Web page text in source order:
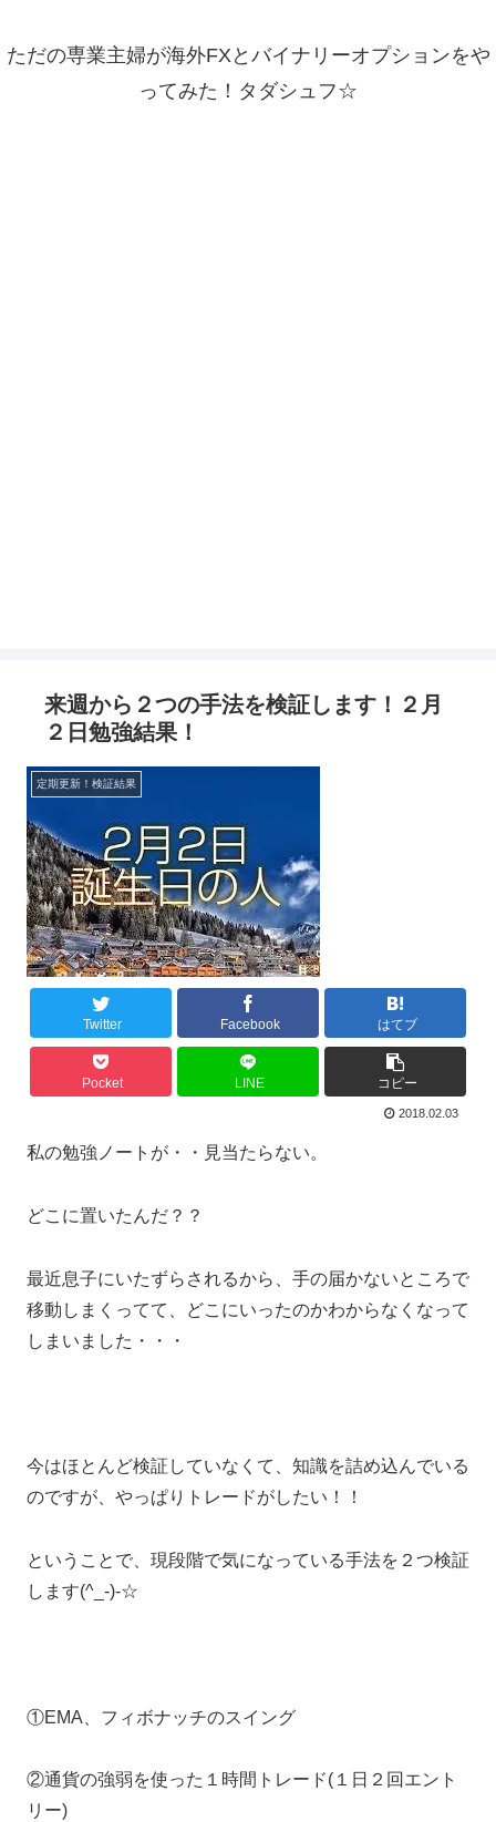
ただの専業主婦が海外FXとバイナリーオプションをや
ってみた！タダシュフ☆
来週から２つの手法を検証します！２月
２日勉強結果！
定期更新！検証結果
Twitter Facebook はてブ
Pocket LINE コピー
2018.02.03
私の勉強ノートが・・見当たらない。
どこに置いたんだ？？
最近息子にいたずらされるから、手の届かないところで
移動しまくってて、どこにいったのかわからなくなって
しまいました・・・
今はほとんど検証していなくて、知識を詰め込んでいる
のですが、やっぱりトレードがしたい！！
ということで、現段階で気になっている手法を２つ検証
します(^_-)-☆
①EMA、フィボナッチのスイング
②通貨の強弱を使った１時間トレード(１日２回エント
リー)